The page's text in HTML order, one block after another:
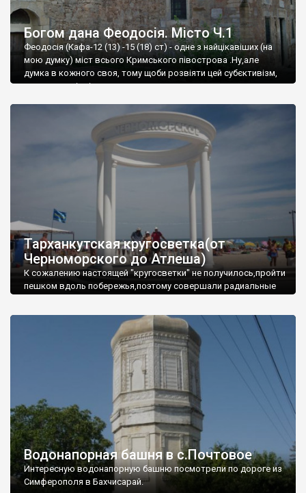
Богом дана Феодосія. Місто Ч.1
Феодосія (Кафа-12 (13) -15 (18) ст) - одне з найцікавіших (на
мою думку) міст всього Кримського півострова .Ну,але
думка в кожного своя, тому щоби розвіяти цей субєктивізм,
запрошую відвідати це
Тарханкутская кругосветка(от
Черноморского до Атлеша)
К сожалению настоящей "кругосветки" не получилось,пройти
пешком вдоль побережья,поэтому совершали радиальные
Водонапорная башня в с.Почтовое
Интересную водонапорную башню посмотрели по дороге из
Симферополя в Бахчисарай.